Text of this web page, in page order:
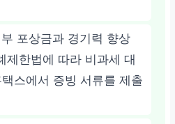
포상금과 경기력 향상
제한법에 따라 비과세 대
스에서 증빙 서류를 제출